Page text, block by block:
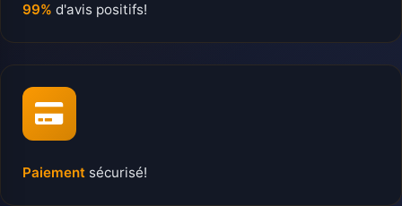
99% d'avis positifs!
Paiement sécurisé!